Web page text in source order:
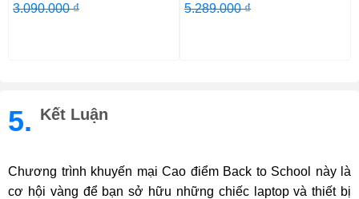
3.090.000 ₫ 5.289.000 ₫
5. Kết Luận
Chương trình khuyến mại Cao điểm Back to School này là
cơ hội vàng để bạn sở hữu những chiếc laptop và thiết bị